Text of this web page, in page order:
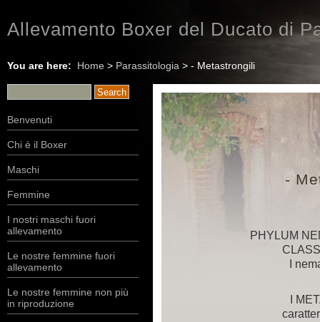
Allevamento Boxer del Ducato di
You are here: Home > Parassitologia > - Metastrongili
Benvenuti
Chi è il Boxer
Maschi
Femmine
I nostri maschi fuori
allevamento
Le nostre femmine fuori
allevamento
Le nostre femmine non più
in riproduzione
-
PHYLUM
I
I